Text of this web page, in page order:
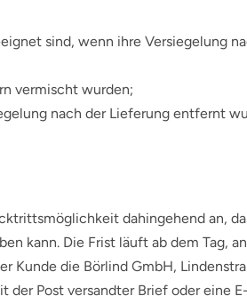
sind, wenn ihre Versiegelung
vermischt wurden;
nach der Lieferung entfernt
dahingehend an,
kann. Die Frist läuft ab dem Tag,
Kunde die Börlind GmbH,
der Post versandter Brief oder eine